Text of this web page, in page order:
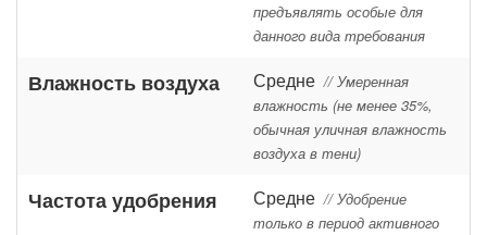
предъявлять особые для
данного вида требования
Влажность воздуха Средне // Умеренная
влажность (не менее 35%,
обычная уличная влажность
воздуха в тени)
Частота удобрения Средне // Удобрение
только в период активного